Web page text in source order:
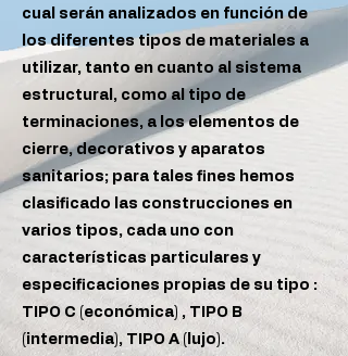
cual serán analizados en función de
los diferentes tipos de materiales a
utilizar, tanto en cuanto al sistema
estructural, como al tipo de
terminaciones, a los elementos de
cierre, decorativos y aparatos
sanitarios; para tales fines hemos
clasificado las construcciones en
varios tipos, cada uno con
características particulares y
especificaciones propias de su tipo :
TIPO C (económica) , TIPO B
(intermedia), TIPO A (lujo).